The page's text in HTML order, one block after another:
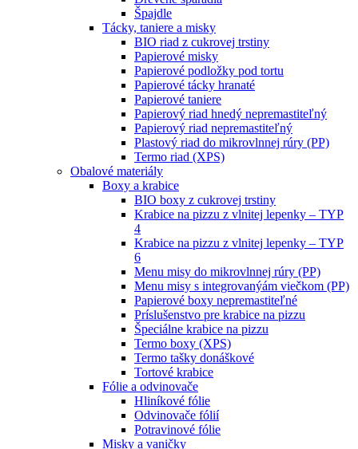
Špajdle
Tácky, taniere a misky
BIO riad z cukrovej trstiny
Papierové misky
Papierové podložky pod tortu
Papierové tácky hranaté
Papierové taniere
Papierový riad hnedý nepremastiteľný
Papierový riad nepremastiteľný
Plastový riad do mikrovlnnej rúry (PP)
Termo riad (XPS)
Obalové materiály
Boxy a krabice
BIO boxy z cukrovej trstiny
Krabice na pizzu z vlnitej lepenky – TYP
4
Krabice na pizzu z vlnitej lepenky – TYP
6
Menu misy do mikrovlnnej rúry (PP)
Menu misy s integrovanýám viečkom (PP)
Papierové boxy nepremastiteľné
Príslušenstvo pre krabice na pizzu
Špeciálne krabice na pizzu
Termo boxy (XPS)
Termo tašky donáškové
Tortové krabice
Fólie a odvinovače
Hliníkové fólie
Odvinovače fólií
Potravinové fólie
Misky a vaničky